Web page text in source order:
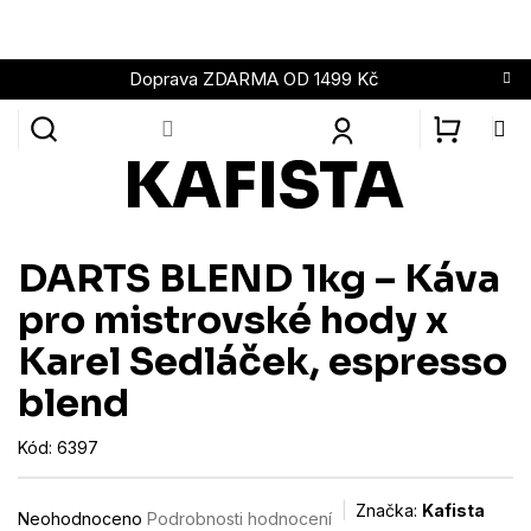
obsah
Doprava ZDARMA OD 1499 Kč
DARTS BLEND 1kg – Káva
pro mistrovské hody x
Karel Sedláček, espresso
blend
Kód: 6397
Průměrné
Neohodnoceno Podrobnosti hodnocení Značka: Kafista